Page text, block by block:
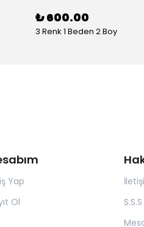
₺ 600.00
3 Renk 1 Beden 2 Boy
Yap
Ol
S.S.S